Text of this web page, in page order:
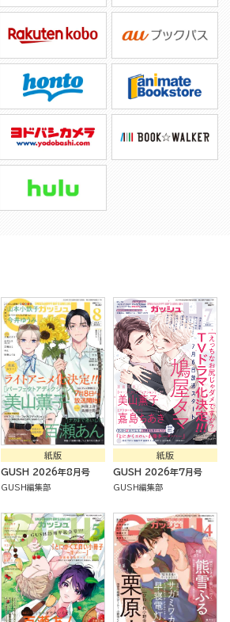
紙版
GUSH 2026年8月号
GUSH編集部
紙版
GUSH 2026年7月号
GUSH編集部